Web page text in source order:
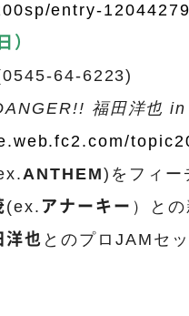
entry-
）
64-6223)
福田洋也
ANTHEM)をフィー
(ex. アナーキー ）と
洋也 とのプロJAMセ